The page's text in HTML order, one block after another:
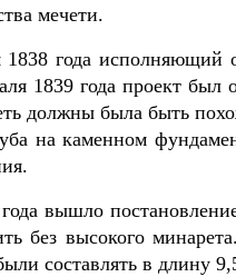
мечети.
года исполняющий
1839 года проект
должны была быть
на каменном
вышло
без высокого
составлять в длину